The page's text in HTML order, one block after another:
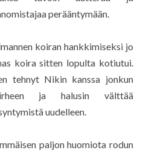
perääntymään.
koiran hankkimiseksi jo
koira sitten lopulta kotiutui.
tehnyt Nikin kanssa jonkun
ja halusin välttää
uudelleen.
paljon huomiota rodun